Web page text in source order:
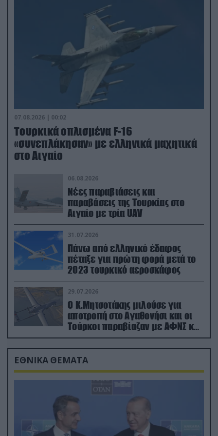
07.08.2026 | 00:02
Τουρκικά οπλισμένα F-16
«συνεπλάκησαν» με ελληνικά μαχητικά
στο Αιγαίο
06.08.2026
Νέες παραβιάσεις και
παραβάσεις της Τουρκίας στο
Αιγαίο με τρία UAV
31.07.2026
Πάνω από ελληνικό έδαφος
πέταξε για πρώτη φορά μετά το
2023 τουρκικό αεροσκάφος
29.07.2026
Ο Κ.Μητσοτάκης μιλούσε για
αποτροπή στο Αγαθονήσι και οι
Τούρκοι παραβίαζαν με ΑΦΝΣ και
drone
ΕΘΝΙΚΑ ΘΕΜΑΤΑ